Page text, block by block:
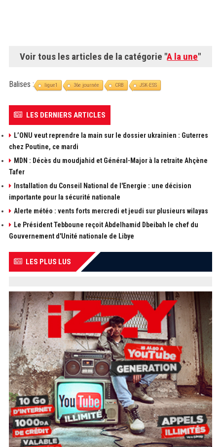
Voir tous les articles de la catégorie "A la une"
Balises : ligue1 36e journée CRB JSK-ESS
LES DERNIERS ARTICLES
L’ONU veut reprendre la main sur le dossier ukrainien : Guterres
chez Poutine, ce mardi
MDN : Décès du moudjahid et Général-Major à la retraite Ahçène
Tafer
Installation du Conseil National de l'Energie : une décision
importante pour la sécurité nationale
Alerte météo : vents forts mercredi et jeudi sur plusieurs wilayas
Le Président Tebboune reçoit Abdelhamid Dbeibah le chef du
Gouvernement d'Unité nationale de Libye
LES PLUS LUS